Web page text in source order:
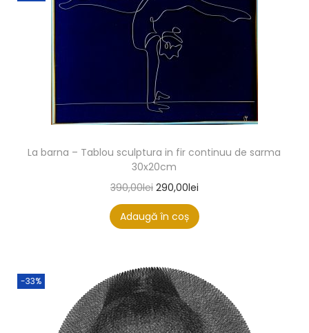
La barna – Tablou sculptura in fir continuu de sarma
30x20cm
390,00lei 290,00lei
Adaugă în coș
-33%